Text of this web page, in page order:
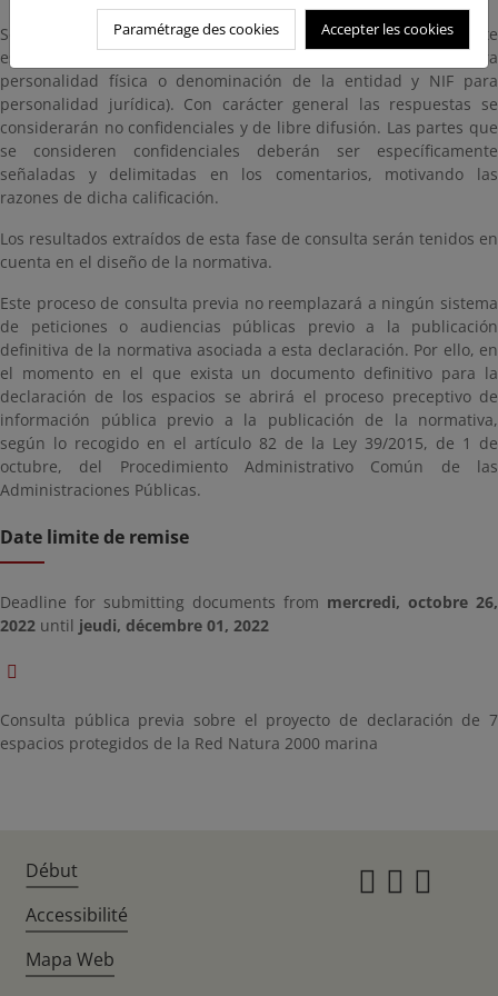
Sólo serán consideradas las respuestas en las que el remitente
esté plenamente identificado (nombre completo y DNI para
personalidad física o denominación de la entidad y NIF para
personalidad jurídica). Con carácter general las respuestas se
considerarán no confidenciales y de libre difusión. Las partes que
se consideren confidenciales deberán ser específicamente
señaladas y delimitadas en los comentarios, motivando las
razones de dicha calificación.
Los resultados extraídos de esta fase de consulta serán tenidos en
cuenta en el diseño de la normativa.
Este proceso de consulta previa no reemplazará a ningún sistema
de peticiones o audiencias públicas previo a la publicación
definitiva de la normativa asociada a esta declaración. Por ello, en
el momento en el que exista un documento definitivo para la
declaración de los espacios se abrirá el proceso preceptivo de
información pública previo a la publicación de la normativa,
según lo recogido en el artículo 82 de la Ley 39/2015, de 1 de
octubre, del Procedimiento Administrativo Común de las
Administraciones Públicas.
Date limite de remise
Deadline for submitting documents from mercredi, octobre 26,
2022 until jeudi, décembre 01, 2022
Consulta pública previa sobre el proyecto de declaración de 7
espacios protegidos de la Red Natura 2000 marina
Paramétrage des cookies Accepter les cookies
Début
Accessibilité
Mapa Web